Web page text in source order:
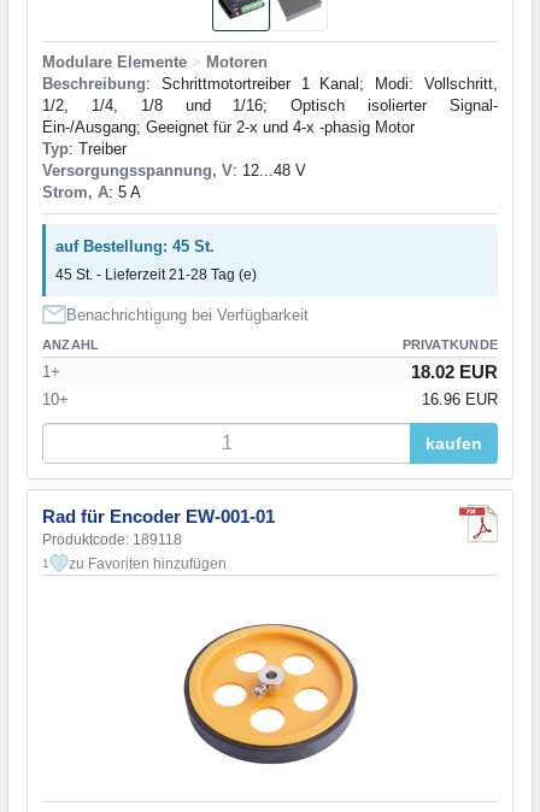
Modulare Elemente > Motoren
Beschreibung: Schrittmotortreiber 1 Kanal; Modi: Vollschritt,
1/2, 1/4, 1/8 und 1/16; Optisch isolierter Signal-
Ein-/Ausgang; Geeignet für 2-x und 4-x -phasig Motor
Typ: Treiber
Versorgungsspannung, V: 12...48 V
Strom, A: 5 A
auf Bestellung: 45 St.
45 St. - Lieferzeit 21-28 Tag (e)
Benachrichtigung bei Verfügbarkeit
ANZAHL PRIVATKUNDE
1+ 18.02 EUR
10+ 16.96 EUR
kaufen
Rad für Encoder EW-001-01
Produktcode: 189118
1 zu Favoriten hinzufügen